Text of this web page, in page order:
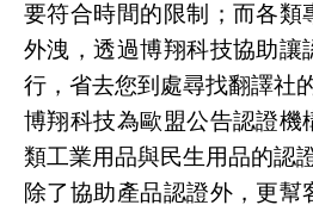
要符合時間的限制；而各類
外洩，透過博翔科技協助讓
行，省去您到處尋找翻譯社
博翔科技為歐盟公告認證機
類工業用品與民生用品的認
除了協助產品認證外，更幫